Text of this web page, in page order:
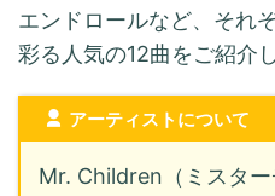
エンドロールなど、それ
彩る人気の12曲をご紹介
アーティストについて
Mr. Children（ミスター